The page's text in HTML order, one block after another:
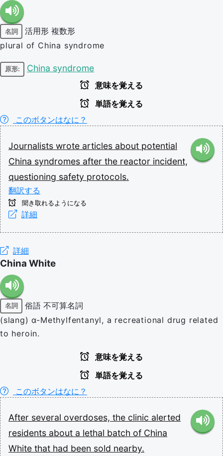
名詞 活用形 複数形
plural of China syndrome
原形: China syndrome
意味を覚える
単語を覚える
このボタンはなに？
Journalists wrote articles about potential
China syndromes after the reactor incident,
questioning safety protocols.
翻訳する
聞き取れるようになる
詳細
詳細
China White
名詞 俗語 不可算名詞
(slang) α-Methylfentanyl, a recreational drug related
to heroin.
意味を覚える
単語を覚える
このボタンはなに？
After several overdoses, the clinic alerted
residents about a lethal batch of China
White that had been sold nearby.